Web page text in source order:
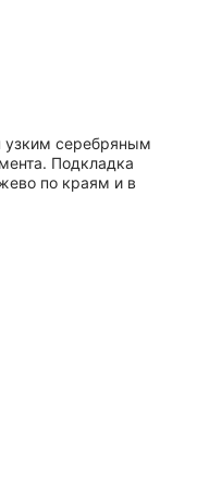
узким серебряным
Подкладка
по краям и в